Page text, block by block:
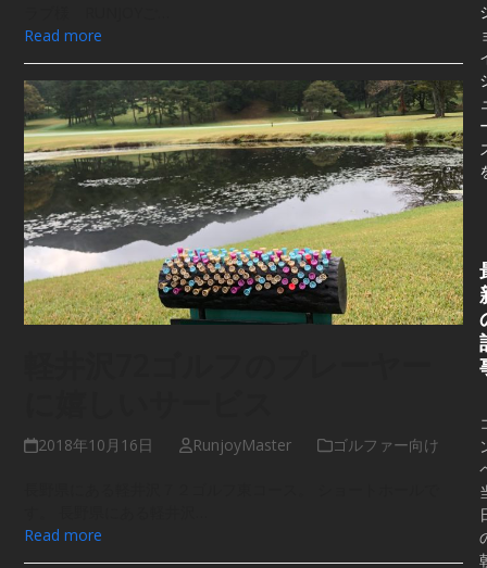
Read more
2018年10月16日 RunjoyMaster ゴルファー向け
Read more